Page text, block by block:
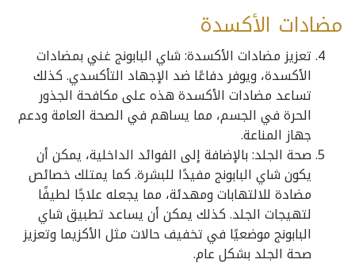
مضادات الأكسدة
تعزيز مضادات الأكسدة: شاي البابونج غني بمضادات
الأكسدة، ويوفر دفاعًا ضد الإجهاد التأكسدي. كذلك
تساعد مضادات الأكسدة هذه على مكافحة الجذور
الحرة في الجسم، مما يساهم في الصحة العامة ودعم
جهاز المناعة.
صحة الجلد: بالإضافة إلى الفوائد الداخلية، يمكن أن
يكون شاي البابونج مفيدًا للبشرة. كما يمتلك خصائص
مضادة للالتهابات ومهدئة، مما يجعله علاجًا لطيفًا
لتهيجات الجلد. كذلك يمكن أن يساعد تطبيق شاي
البابونج موضعيًا في تخفيف حالات مثل الأكزيما وتعزيز
صحة الجلد بشكل عام.